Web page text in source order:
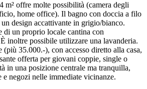
m² offre molte possibilità (camera degli
home office). Il bagno con doccia a filo
design accattivante in grigio/bianco.
di un proprio locale cantina con
inoltre possibile utilizzare una lavanderia.
(più 35.000.-), con accesso diretto alla casa,
offerta per giovani coppie, single o
in una posizione centrale ma tranquilla,
negozi nelle immediate vicinanze.